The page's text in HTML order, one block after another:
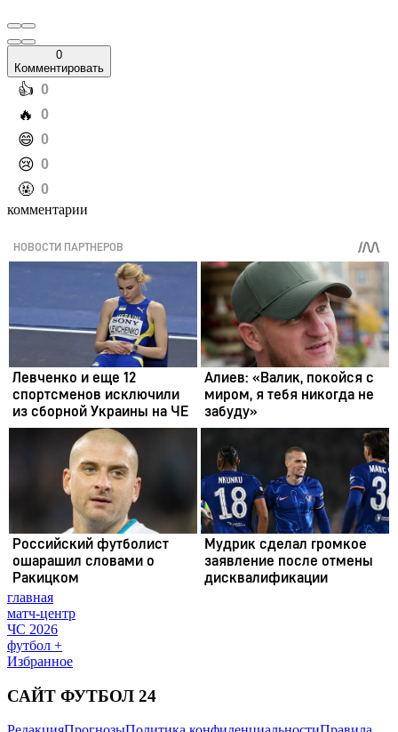
0
Комментировать
️👍 0
️🔥 0
️😄 0
️😢 0
️🤬 0
комментарии
главная
матч-центр
ЧС 2026
футбол +
Избранное
САЙТ ФУТБОЛ 24